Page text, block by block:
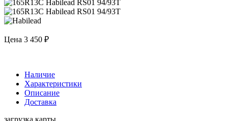
Цена 3 450 ₽
Наличие
Характеристики
Описание
Доставка
загрузка карты...